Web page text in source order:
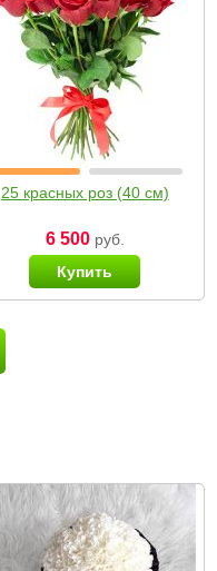
25 красных роз (40 см)
6 500руб.
Купить